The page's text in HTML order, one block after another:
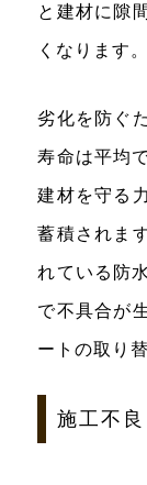
と建材に隙
くなります。
劣化を防ぐ
寿命は平均
建材を守る
蓄積されま
れている防
で不具合が
ートの取り
施工不良